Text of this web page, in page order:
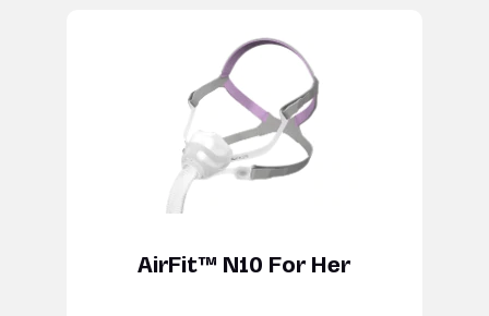
AirFit™ N10 For Her